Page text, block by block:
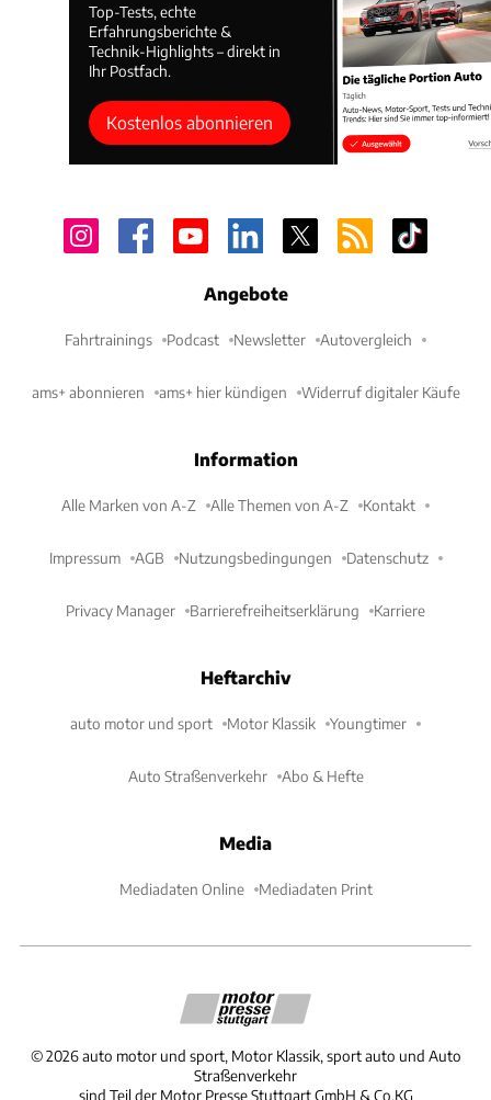
Top-Tests, echte
Erfahrungsberichte &
Technik-Highlights – direkt in
Ihr Postfach.
Kostenlos abonnieren
Angebote
Fahrtrainings Podcast Newsletter Autovergleich
ams+ abonnieren ams+ hier kündigen Widerruf digitaler Käufe
Information
Alle Marken von A-Z Alle Themen von A-Z Kontakt
Impressum AGB Nutzungsbedingungen Datenschutz
Privacy Manager Barrierefreiheitserklärung Karriere
Heftarchiv
auto motor und sport Motor Klassik Youngtimer
Auto Straßenverkehr Abo & Hefte
Media
Mediadaten Online Mediadaten Print
©2026 auto motor und sport, Motor Klassik, sport auto und Auto
Straßenverkehr
sind Teil der Motor Presse Stuttgart GmbH & Co.KG